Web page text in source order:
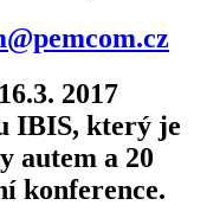
2017
IBIS, který je
autem a 20
konference.